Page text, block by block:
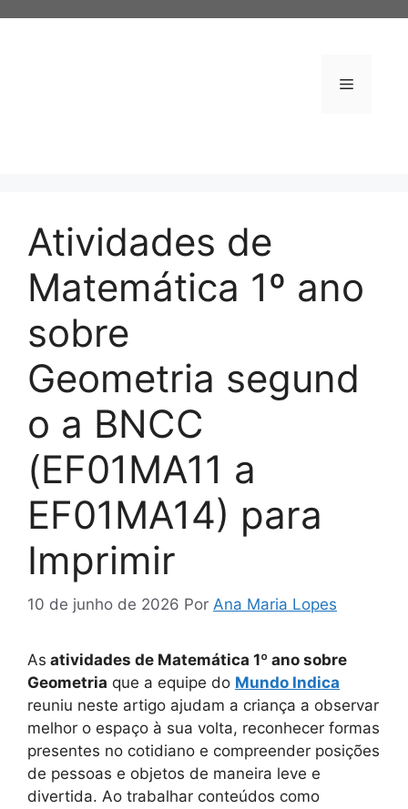
Menu
Atividades de
Matemática 1º ano
sobre
Geometria segund
o a BNCC
(EF01MA11 a
EF01MA14) para
Imprimir
10 de junho de 2026 Por Ana Maria Lopes
As atividades de Matemática 1º ano sobre
Geometria que a equipe do Mundo Indica
reuniu neste artigo ajudam a criança a observar
melhor o espaço à sua volta, reconhecer formas
presentes no cotidiano e compreender posições
de pessoas e objetos de maneira leve e
divertida. Ao trabalhar conteúdos como